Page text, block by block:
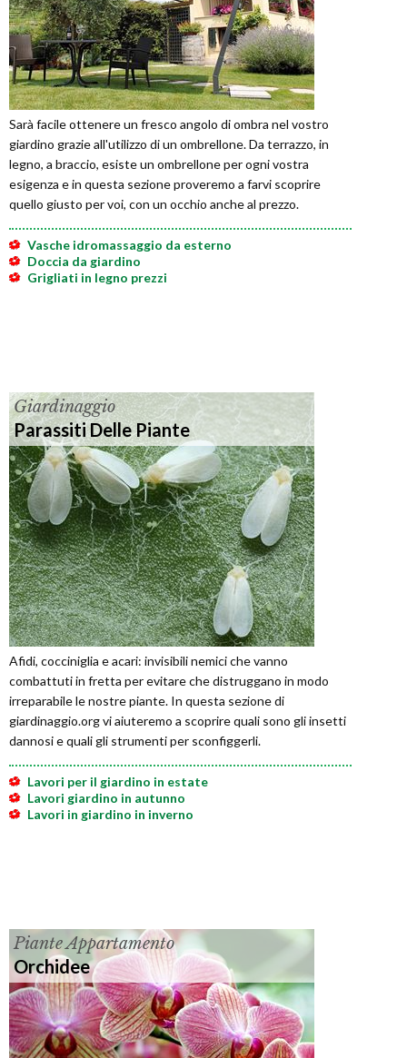
Sarà facile ottenere un fresco angolo di ombra nel vostro
giardino grazie all'utilizzo di un ombrellone. Da terrazzo, in
legno, a braccio, esiste un ombrellone per ogni vostra
esigenza e in questa sezione proveremo a farvi scoprire
quello giusto per voi, con un occhio anche al prezzo.
Vasche idromassaggio da esterno
Doccia da giardino
Grigliati in legno prezzi
Giardinaggio
Parassiti Delle Piante
Afidi, cocciniglia e acari: invisibili nemici che vanno
combattuti in fretta per evitare che distruggano in modo
irreparabile le nostre piante. In questa sezione di
giardinaggio.org vi aiuteremo a scoprire quali sono gli insetti
dannosi e quali gli strumenti per sconfiggerli.
Lavori per il giardino in estate
Lavori giardino in autunno
Lavori in giardino in inverno
Piante Appartamento
Orchidee